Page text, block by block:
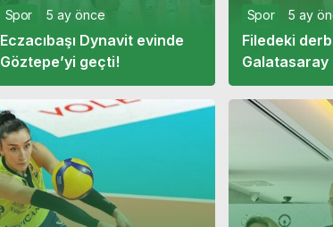
Spor 5 ay önce
Eczacıbaşı Dynavit evinde
Göztepe’yi geçti!
Spor 5 ay
Filedeki
Galatasaray